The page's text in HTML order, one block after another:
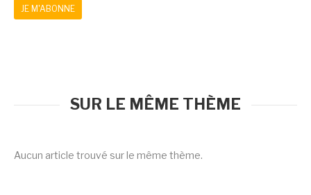
JE M'ABONNE
SUR LE MÊME THÈME
Aucun article trouvé sur le même thème.